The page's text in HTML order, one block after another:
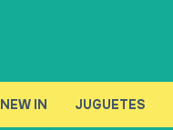
NEW IN JUGUETES